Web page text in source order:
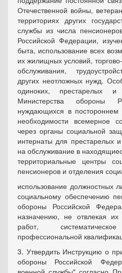
Отечественной войны,
территориях других
службы из числа
Российской Федерации,
быта, использование всех
их жилищных условий,
обслуживания,
других неотложных нужд.
одиноких, престарелых и
Министерства обороны
нуждающихся в
необходимости всемерное
через органы социальной
интернаты для престарелых
на обслуживание в
территориальные центры
пенсионеров и отделения
использование должностных
социальному обеспечению
обороны Российской
назначению, не отвлекая
работ,
профессиональной
3. Утвердить Инструкцию о
обороны Российской